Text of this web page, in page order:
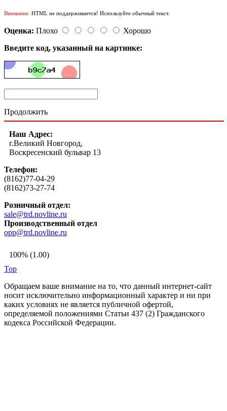
Внимание: HTML не поддерживается! Используйте обычный текст.
Оценка: Плохо
Хорошо
Введите код, указанный на картинке:
Продолжить
Наш Адрес:
г.Великий Новгород,
Воскресенский бульвар 13
Телефон:
(8162)77-04-29
(8162)73-27-74
Розничный отдел:
sale@trd.novline.ru
Производственный отдел
opp@trd.novline.ru
100% (1.00)
Top
Обращаем ваше внимание на то, что данный интернет-сайт
носит исключительно информационный характер и ни при
каких условиях не является публичной офертой,
определяемой положениями Статьи 437 (2) Гражданского
кодекса Российской Федерации.